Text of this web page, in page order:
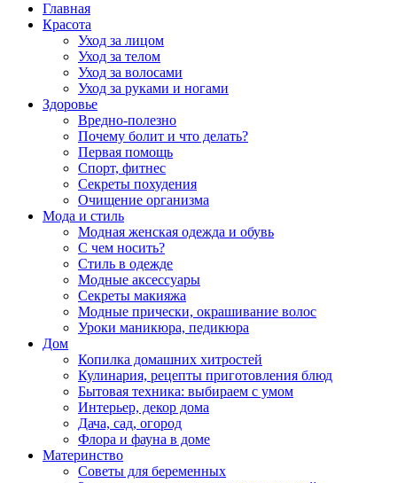
Главная
Красота
Уход за лицом
Уход за телом
Уход за волосами
Уход за руками и ногами
Здоровье
Вредно-полезно
Почему болит и что делать?
Первая помощь
Спорт, фитнес
Секреты похудения
Очищение организма
Мода и стиль
Модная женская одежда и обувь
С чем носить?
Стиль в одежде
Модные аксессуары
Секреты макияжа
Модные прически, окрашивание волос
Уроки маникюра, педикюра
Дом
Копилка домашних хитростей
Кулинария, рецепты приготовления блюд
Бытовая техника: выбираем с умом
Интерьер, декор дома
Дача, сад, огород
Флора и фауна в доме
Материнство
Советы для беременных